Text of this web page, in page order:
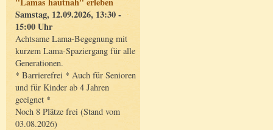
Samstag, 12.09.2026, 13:30 -
15:00 Uhr
Achtsame Lama-Begegnung mit
kurzem Lama-Spaziergang für alle
Generationen.
* Barrierefrei * Auch für Senioren
und für Kinder ab 4 Jahren
geeignet *
Noch 8 Plätze frei (Stand vom
03.08.2026)